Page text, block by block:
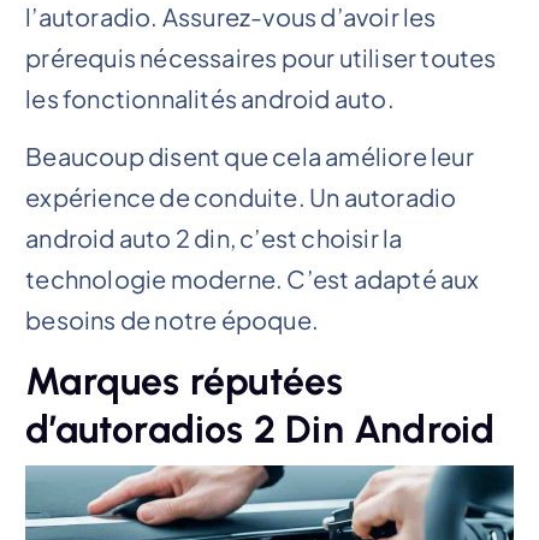
l’autoradio. Assurez-vous d’avoir les
prérequis nécessaires pour utiliser toutes
les fonctionnalités android auto.
Beaucoup disent que cela améliore leur
expérience de conduite. Un autoradio
android auto 2 din, c’est choisir la
technologie moderne. C’est adapté aux
besoins de notre époque.
Marques réputées
d’autoradios 2 Din Android